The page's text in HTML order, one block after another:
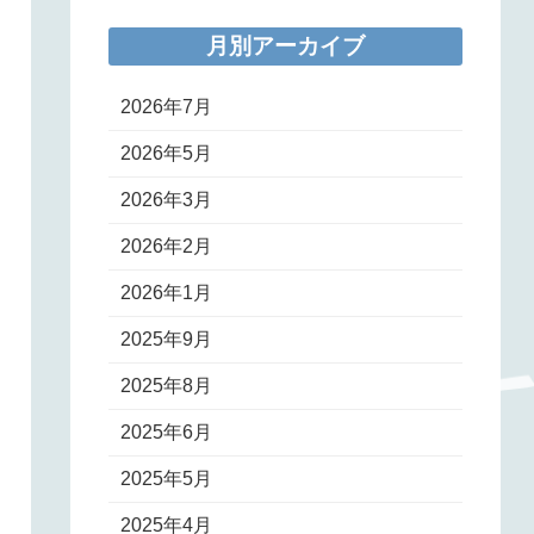
月別アーカイブ
2026年7月
2026年5月
2026年3月
2026年2月
2026年1月
2025年9月
2025年8月
2025年6月
2025年5月
2025年4月